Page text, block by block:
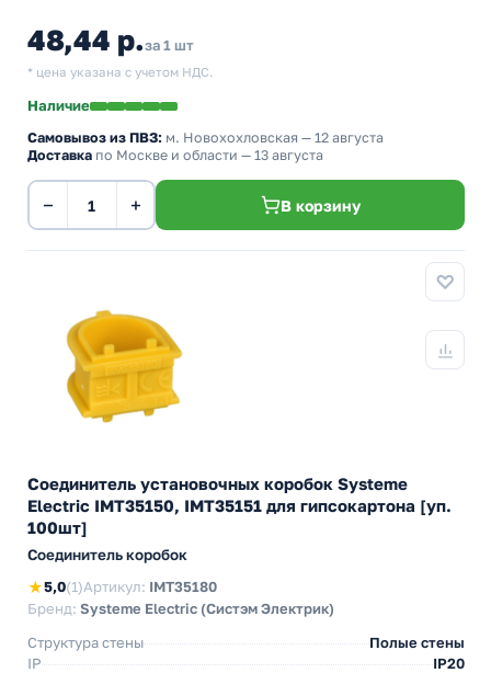
48,44 р.за 1 шт
* цена указана с учетом НДС.
Наличие
Самовывоз из ПВЗ: м. Новохохловская — 12 августа
Доставка по Москве и области — 13 августа
− + В корзину
Соединитель установочных коробок Systeme
Electric IMT35150, IMT35151 для гипсокартона [уп.
100шт]
Соединитель коробок
★5,0(1)Артикул: IMT35180
Бренд: Systeme Electric (Систэм Электрик)
Структура стены
Полые стены
IP
IP20